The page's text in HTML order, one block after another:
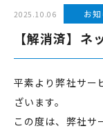
2025.10.06 お
【解消済】ネ
平素より弊社サー
ざいます。
この度は、弊社サ